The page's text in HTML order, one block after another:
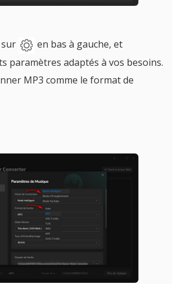
en bas à gauche, et
paramètres adaptés à vos besoins.
MP3 comme le format de